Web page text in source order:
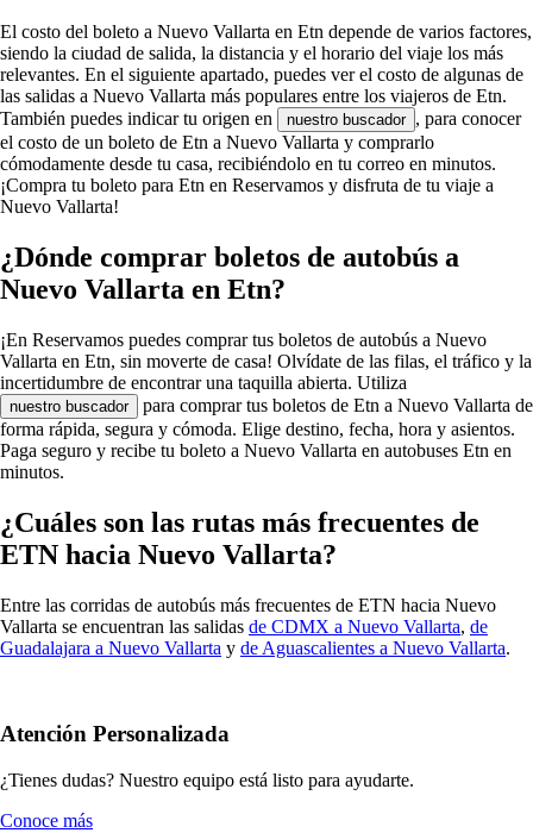
El costo del boleto a Nuevo Vallarta en Etn depende de varios factores,
siendo la ciudad de salida, la distancia y el horario del viaje los más
relevantes. En el siguiente apartado, puedes ver el costo de algunas de
las salidas a Nuevo Vallarta más populares entre los viajeros de Etn.
También puedes indicar tu origen en
nuestro buscador , para conocer
el costo de un boleto de Etn a Nuevo Vallarta y comprarlo
cómodamente desde tu casa, recibiéndolo en tu correo en minutos.
¡Compra tu boleto para Etn en Reservamos y disfruta de tu viaje a
Nuevo Vallarta!
¿Dónde comprar boletos de autobús a
Nuevo Vallarta en Etn?
¡En Reservamos puedes comprar tus boletos de autobús a Nuevo
Vallarta en Etn, sin moverte de casa! Olvídate de las filas, el tráfico y la
incertidumbre de encontrar una taquilla abierta. Utiliza
nuestro buscador
para comprar tus boletos de Etn a Nuevo Vallarta de
forma rápida, segura y cómoda. Elige destino, fecha, hora y asientos.
Paga seguro y recibe tu boleto a Nuevo Vallarta en autobuses Etn en
minutos.
¿Cuáles son las rutas más frecuentes de
ETN hacia Nuevo Vallarta?
Entre las corridas de autobús más frecuentes de ETN hacia Nuevo
Vallarta se encuentran las salidas de CDMX a Nuevo Vallarta, de
Guadalajara a Nuevo Vallarta y de Aguascalientes a Nuevo Vallarta.
Atención Personalizada
¿Tienes dudas? Nuestro equipo está listo para ayudarte.
Conoce más